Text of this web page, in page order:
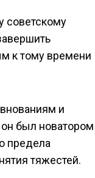
советскому
к тому времени
и
был новатором
предела
тяжестей.